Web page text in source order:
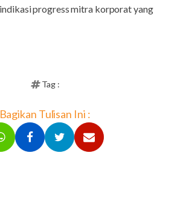
progress mitra korporat yang
Tag :
Bagikan Tulisan Ini :